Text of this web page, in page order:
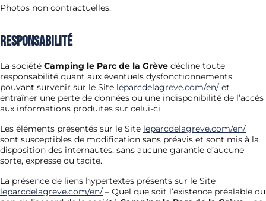
Photos non contractuelles.
Responsabilité
La société Camping le Parc de la Grève décline toute
responsabilité quant aux éventuels dysfonctionnements
pouvant survenir sur le Site leparcdelagreve.com/en/ et
entraîner une perte de données ou une indisponibilité de l’accès
aux informations produites sur celui-ci.
Les éléments présentés sur le Site leparcdelagreve.com/en/
sont susceptibles de modification sans préavis et sont mis à la
disposition des internautes, sans aucune garantie d’aucune
sorte, expresse ou tacite.
La présence de liens hypertextes présents sur le Site
leparcdelagreve.com/en/ – Quel que soit l’existence préalable ou